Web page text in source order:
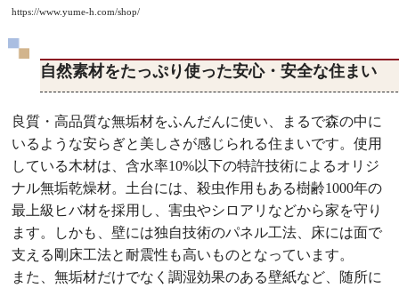
https://www.yume-h.com/shop/
自然素材をたっぷり使った安心・安全な住まい
良質・高品質な無垢材をふんだんに使い、まるで森の中に
いるような安らぎと美しさが感じられる住まいです。使用
している木材は、含水率10%以下の特許技術によるオリジ
ナル無垢乾燥材。土台には、殺虫作用もある樹齢1000年の
最上級ヒバ材を採用し、害虫やシロアリなどから家を守り
ます。しかも、壁には独自技術のパネル工法、床には面で
支える剛床工法と耐震性も高いものとなっています。
また、無垢材だけでなく調湿効果のある壁紙など、随所に